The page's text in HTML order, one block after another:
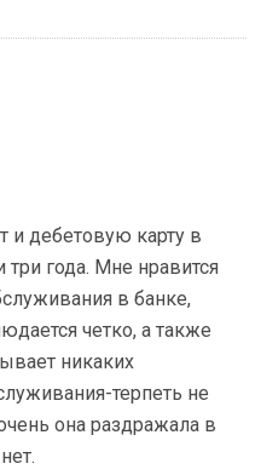
и дебетовую карту в
года. Мне нравится
в банке,
четко, а также
никаких
терпеть не
она раздражала в